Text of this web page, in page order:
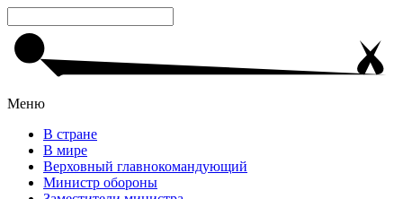
Меню
В стране
В мире
Верховный главнокомандующий
Министр обороны